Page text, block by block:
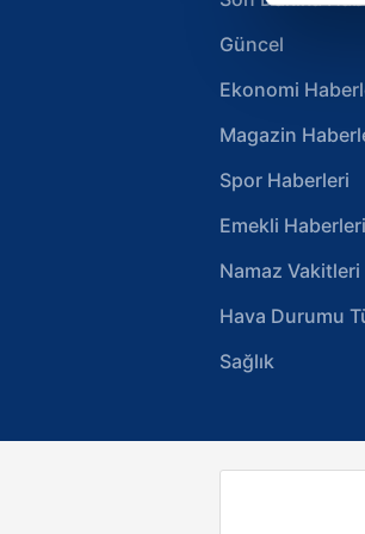
Sizlere
çerezler
amacıyla
reklam/
Çerezlere
butonuna
6698
Güncel
Ekonomi
Magazin
Spor Haberleri
Emekli Haberleri
Namaz Vakitleri
Hava Durumu
Sağlık